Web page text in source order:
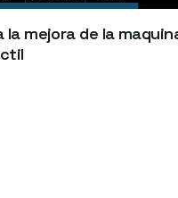
mejora de la